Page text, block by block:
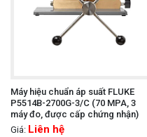
Máy hiệu chuẩn áp suất FLUKE
P5514B-2700G-3/C (70 MPA, 3
máy đo, được cấp chứng nhận)
Giá: Liên hệ